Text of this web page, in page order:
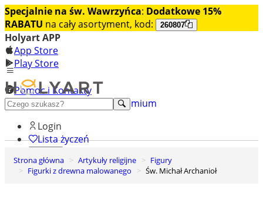
Specjalnie na św. Wawrzyńca: Dodatkowe 15%
RABATU na cały asortyment, kod: 260807
Holyart APP
App Store
Play Store
Pomoc i Kontakty
+48 222 922 860
Odkryj premium
Login
Lista życzeń
0
Koszyk
Strona główna Artykuły religijne
Figury
Figurki z drewna malowanego
Św. Michał Archanioł